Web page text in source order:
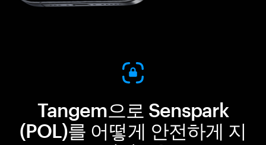
Tangem으로 Senspark
(POL)를 어떻게 안전하게 지